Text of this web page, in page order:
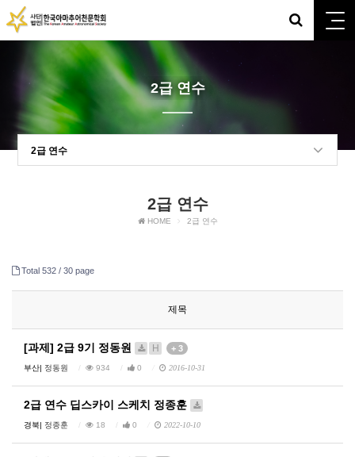
2급 연수
2급 연수
2급 연수
HOME 2급 연수
Total 532 / 30 page
제목
[과제] 2급 9기 정동원 H + 3
부산| 정동원 934 0 2016-10-31
2급 연수 딥스카이 스케치 정종훈
경북| 정종훈 18 0 2022-10-10